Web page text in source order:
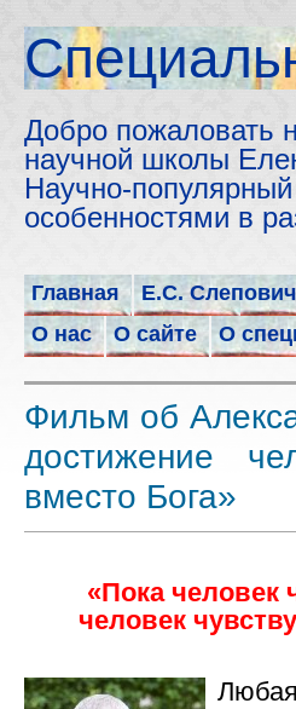
Добро пожаловать
научной школы
Научно-
особенностями в
Главная Е.С.
О нас
О сайте О
Фильм об
достижение
вместо Бога»
«Пока человек
человек